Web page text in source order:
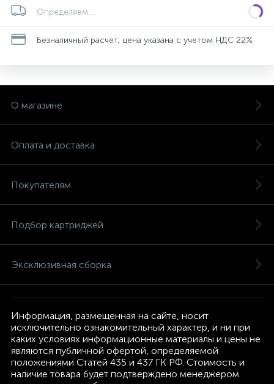
Определяем...
Безналичный расчет, цена указана с учетом НДС 22%
О магазине
Оплата и доставка
Покупателям
Подбор картриджей
Эксклюзивная сборка
Информация, размещенная на сайте, носит
исключительно ознакомительный характер, и ни при
каких условиях информационные материалы и цены не
являются публичной офертой, определяемой
положениями Статей 435 и 437 ГК РФ. Стоимость и
наличие товара будет подтверждено менеджером